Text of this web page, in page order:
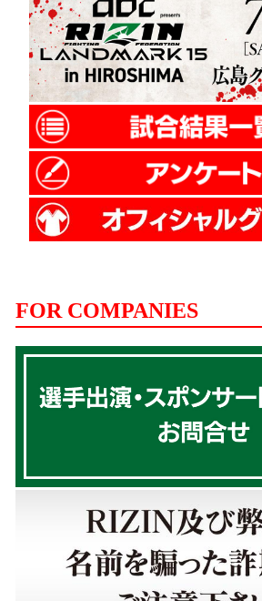
FOR COMPANIES